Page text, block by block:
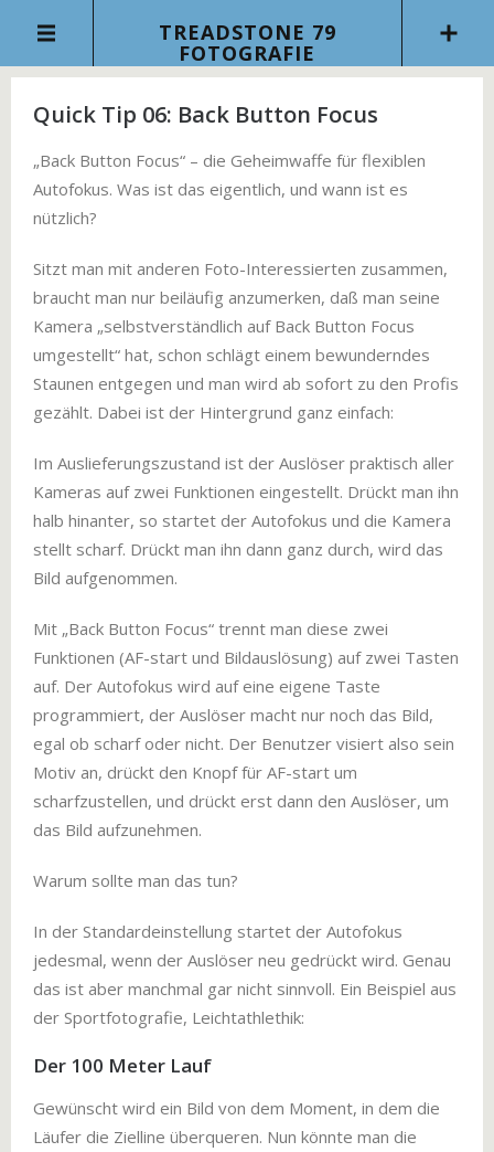
TREADSTONE 79
FOTOGRAFIE
Quick Tip 06: Back Button Focus
„Back Button Focus“ – die Geheimwaffe für flexiblen
Autofokus. Was ist das eigentlich, und wann ist es
nützlich?
Sitzt man mit anderen Foto-Interessierten zusammen,
braucht man nur beiläufig anzumerken, daß man seine
Kamera „selbstverständlich auf Back Button Focus
umgestellt“ hat, schon schlägt einem bewunderndes
Staunen entgegen und man wird ab sofort zu den Profis
gezählt. Dabei ist der Hintergrund ganz einfach:
Im Auslieferungszustand ist der Auslöser praktisch aller
Kameras auf zwei Funktionen eingestellt. Drückt man ihn
halb hinanter, so startet der Autofokus und die Kamera
stellt scharf. Drückt man ihn dann ganz durch, wird das
Bild aufgenommen.
Mit „Back Button Focus“ trennt man diese zwei
Funktionen (AF-start und Bildauslösung) auf zwei Tasten
auf. Der Autofokus wird auf eine eigene Taste
programmiert, der Auslöser macht nur noch das Bild,
egal ob scharf oder nicht. Der Benutzer visiert also sein
Motiv an, drückt den Knopf für AF-start um
scharfzustellen, und drückt erst dann den Auslöser, um
das Bild aufzunehmen.
Warum sollte man das tun?
In der Standardeinstellung startet der Autofokus
jedesmal, wenn der Auslöser neu gedrückt wird. Genau
das ist aber manchmal gar nicht sinnvoll. Ein Beispiel aus
der Sportfotografie, Leichtathlethik:
Der 100 Meter Lauf
Gewünscht wird ein Bild von dem Moment, in dem die
Läufer die Zielline überqueren. Nun könnte man die